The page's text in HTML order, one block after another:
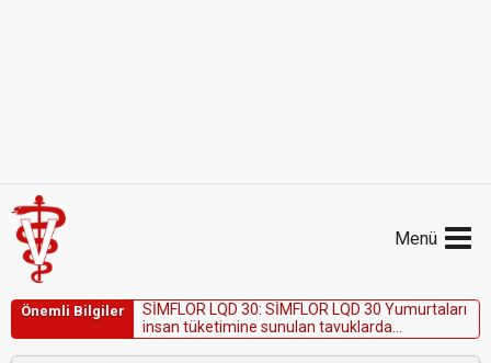
Menü
Önemli Bilgiler SİM FLOR LQD 30: SİM FLOR LQD 30 Yumurta arı
insan tüketimine sunu an tavukarda
kullanılmaz.